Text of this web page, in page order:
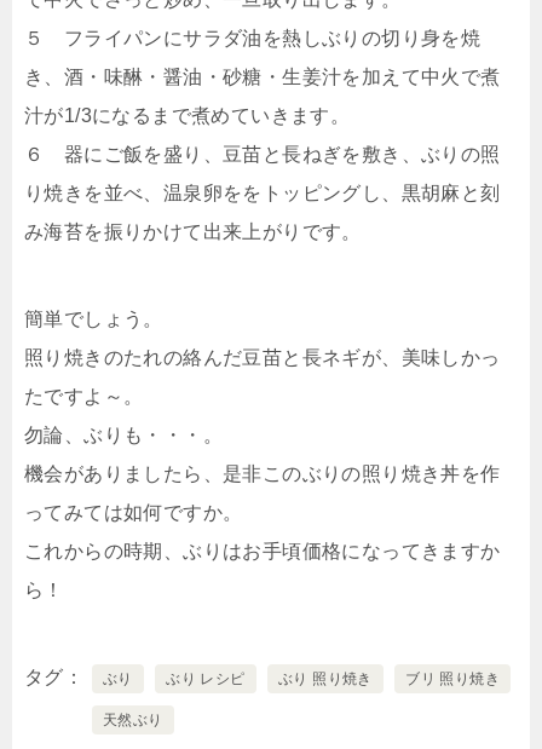
５ フライパンにサラダ油を熱しぶりの切り身を焼
き、酒・味醂・醤油・砂糖・生姜汁を加えて中火で煮
汁が1/3になるまで煮めていきます。
６ 器にご飯を盛り、豆苗と長ねぎを敷き、ぶりの照
り焼きを並べ、温泉卵ををトッピングし、黒胡麻と刻
み海苔を振りかけて出来上がりです。
簡単でしょう。
照り焼きのたれの絡んだ豆苗と長ネギが、美味しかっ
たですよ～。
勿論、ぶりも・・・。
機会がありましたら、是非このぶりの照り焼き丼を作
ってみては如何ですか。
これからの時期、ぶりはお手頃価格になってきますか
ら！
タグ ぶり ぶり レシピ ぶり 照り焼き ブリ 照り焼き
天然ぶり